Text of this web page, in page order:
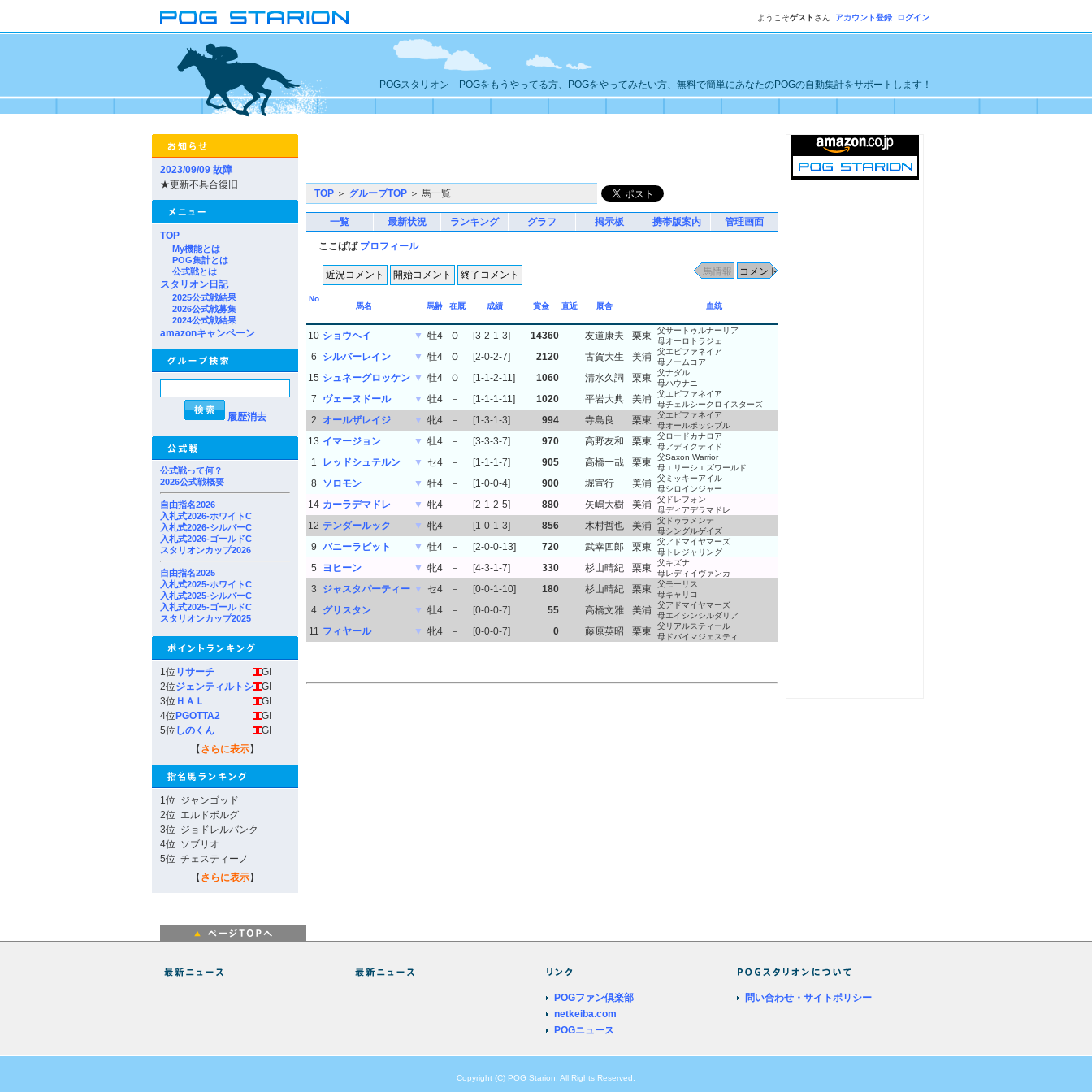
ようこそゲスト さん アカウント登録 ログイン
POGスタリオン POGをもうやってる方、POGをやってみたい方、無料で簡単にあなたのPOGの自動集計をサポートします！
2023/09/09 故障
★更新不具合復旧
TOP
My機能とは
POG集計とは
公式戦とは
スタリオン日記
2025公式戦結果
2026公式戦募集
2024公式戦結果
amazonキャンペーン
履歴消去
公式戦って何？
2026公式戦概要
自由指名2026
入札式2026-ホワイトC
入札式2026-シルバーC
入札式2026-ゴールドC
スタリオンカップ2026
自由指名2025
入札式2025-ホワイトC
入札式2025-シルバーC
入札式2025-ゴールドC
スタリオンカップ2025
1位 リサーチ
GI
2位ジェンティルトシ
GI
3位 ＨＡＬ
GI
4位 PGOTTA2
GI
5位 しのくん
GI
【 さらに表示】
1位 ジャンゴッド
2位 エルドボルグ
3位 ジョドレルバンク
4位 ソブリオ
5位 チェスティーノ
【 さらに表示】
TOP ＞ グループTOP ＞ 馬一覧
一覧 最新状況 ランキング グラフ 掲示板 携帯版案内 管理画面
ここばば プロフィール
No
馬名
馬齢 在厩 成績 賞金 直近 厩舎 血統
10 ショウヘイ ▼ 牡4 Ｏ [3-2-1-3] 14360 友道康夫 栗東
父サートゥルナーリア
母オーロトラジェ
6 シルバーレイン ▼ 牡4 Ｏ [2-0-2-7] 2120 古賀大生 美浦
父エピファネイア
母ノームコア
15 シュネーグロッケン ▼ 牡4 Ｏ [1-1-2-11] 1060 清水久詞 栗東
父ナダル
母ハウナニ
7 ヴェーヌドール ▼ 牡4 － [1-1-1-11] 1020 平岩大典 美浦
父エピファネイア
母チェルシークロイスターズ
2 オールザレイジ ▼ 牝4 － [1-3-1-3] 994 寺島良 栗東
父エピファネイア
母オールポッシブル
13 イマージョン ▼ 牡4 － [3-3-3-7] 970 高野友和 栗東
父ロードカナロア
母アディクティド
1 レッドシュテルン ▼ セ4 － [1-1-1-7] 905 高橋一哉 栗東
父Saxon Warrior
母エリーシエズワールド
8 ソロモン ▼ 牡4 － [1-0-0-4] 900 堀宣行 美浦
父ミッキーアイル
母シロインジャー
14 カーラデマドレ ▼ 牝4 － [2-1-2-5] 880 矢嶋大樹 美浦
父ドレフォン
母ディアデラマドレ
12 テンダールック ▼ 牝4 － [1-0-1-3] 856 木村哲也 美浦
父ドゥラメンテ
母シングルゲイズ
9 バニーラビット ▼ 牡4 － [2-0-0-13] 720 武幸四郎 栗東
父アドマイヤマーズ
母トレジャリング
5 ヨヒーン ▼ 牝4 － [4-3-1-7] 330 杉山晴紀 栗東
父キズナ
母レディイヴァンカ
3 ジャスタパーティー ▼ セ4 － [0-0-1-10] 180 杉山晴紀 栗東
父モーリス
母キャリコ
4 グリスタン ▼ 牡4 － [0-0-0-7] 55 高橋文雅 美浦
父アドマイヤマーズ
母エイシンシルダリア
11 フィヤール ▼ 牝4 － [0-0-0-7] 0 藤原英昭 栗東
父リアルスティール
母ドバイマジェスティ
POGファン倶楽部
netkeiba.com
POGニュース
問い合わせ・サイトポリシー
Copyright (C) POG Starion. All Rights Reserved.